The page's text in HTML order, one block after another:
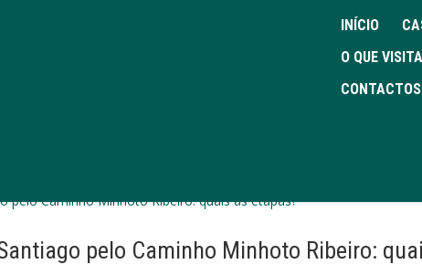
INÍCIO
O QUE
CONTACTOS
pelo Caminho Minhoto Ribeiro: